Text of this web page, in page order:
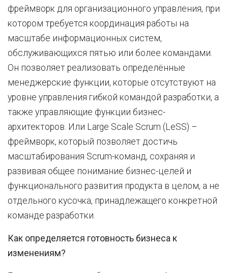
фреймворк для организационного управления, при
котором требуется координация работы на
масштабе информационных систем,
обслуживающихся пятью или более командами.
Он позволяет реализовать определённые
менеджерские функции, которые отсутствуют на
уровне управления гибкой командой разработки, а
также управляющие функции бизнес-
архитекторов. Или Large Scale Scrum (LeSS) –
фреймворк, который позволяет достичь
масштабирования Scrum-команд, сохраняя и
развивая общее понимание бизнес-целей и
функционального развития продукта в целом, а не
отдельного кусочка, принадлежащего конкретной
команде разработки.
Как определяется готовность бизнеса к
изменениям?